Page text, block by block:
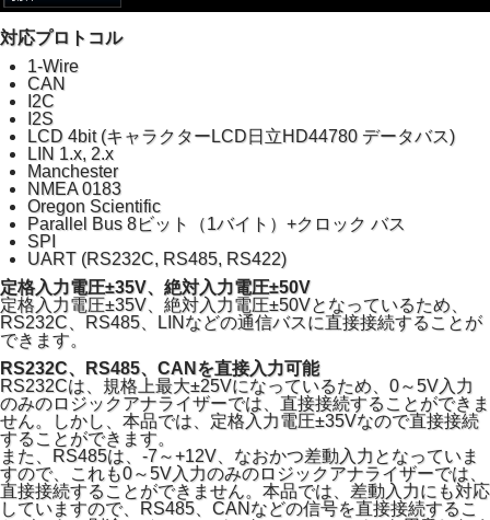
対応プロトコル
1-Wire
CAN
I2C
I2S
LCD 4bit (キャラクターLCD日立HD44780 データバス)
LIN 1.x, 2.x
Manchester
NMEA 0183
Oregon Scientific
Parallel Bus 8ビット（1バイト）+クロック バス
SPI
UART (RS232C, RS485, RS422)
定格入力電圧±35V、絶対入力電圧±50V
定格入力電圧±35V、絶対入力電圧±50Vとなっているため、
RS232C、RS485、LINなどの通信バスに直接接続することが
できます。
RS232C、RS485、CANを直接入力可能
RS232Cは、規格上最大±25Vになっているため、0～5V入力
のみのロジックアナライザーでは、直接接続することができま
せん。しかし、本品では、定格入力電圧±35Vなので直接接続
することができます。
また、RS485は、-7～+12V、なおかつ差動入力となっていま
すので、これも0～5V入力のみのロジックアナライザーでは、
直接接続することができません。本品では、差動入力にも対応
していますので、RS485、CANなどの信号を直接接続するこ